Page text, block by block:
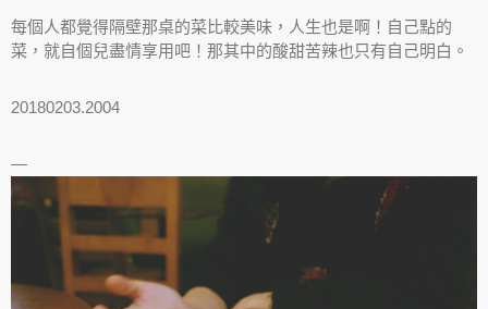
每個人都覺得隔壁那桌的菜比較美味，人生也是啊！自己點的
菜，就自個兒盡情享用吧！那其中的酸甜苦辣也只有自己明白。
20180203.2004
—